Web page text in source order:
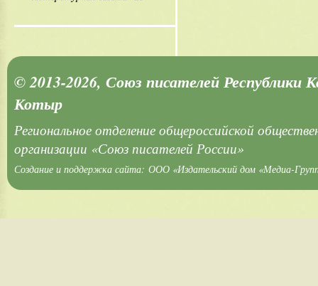
© 2013-2026, Союз писателей Республики
Котыр
Региональное отделение общероссийской
организации «Союз писателей России»
Создание и поддержка сайта: ООО «Издательский дом «Медиа-